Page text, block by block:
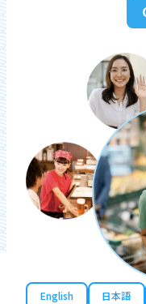
English 日本語